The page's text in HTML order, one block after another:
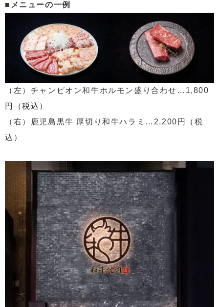
■メニューの一例
（左）チャンピオン和牛ホルモン盛り合わせ…1,800
円（税込）
（右）鹿児島黒牛 厚切り和牛ハラミ…2,200円（税
込）